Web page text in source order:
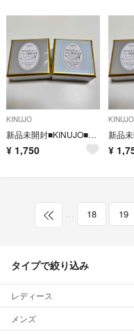
KINUJO
新品未開封■KINUJO■Soap de Sheep（Charcoal）
¥ 1,750
KINUJO
¥
… 18 19
タイプで絞り込み
レディース
メンズ